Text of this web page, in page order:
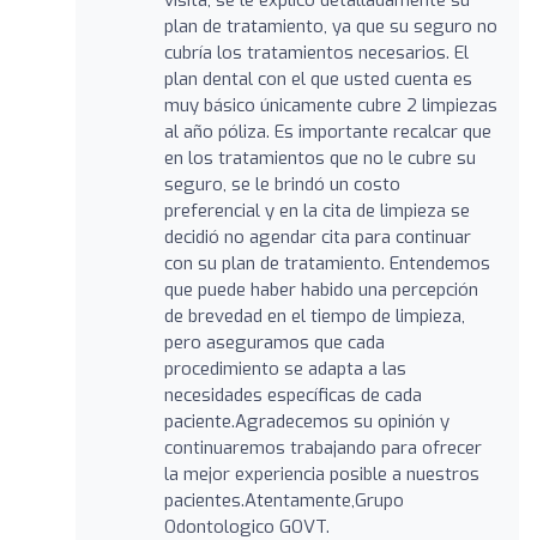
plan de tratamiento, ya que su seguro no
cubría los tratamientos necesarios. El
plan dental con el que usted cuenta es
muy básico únicamente cubre 2 limpiezas
al año póliza. Es importante recalcar que
en los tratamientos que no le cubre su
seguro, se le brindó un costo
preferencial y en la cita de limpieza se
decidió no agendar cita para continuar
con su plan de tratamiento. Entendemos
que puede haber habido una percepción
de brevedad en el tiempo de limpieza,
pero aseguramos que cada
procedimiento se adapta a las
necesidades específicas de cada
paciente.Agradecemos su opinión y
continuaremos trabajando para ofrecer
la mejor experiencia posible a nuestros
pacientes.Atentamente,Grupo
Odontologico GOVT.